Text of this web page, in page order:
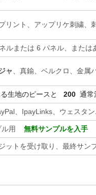
リント、アップリケ刺繍、
ルまたは 6 パネル、または
ャ 、真鍮、ベルクロ、金
生地のピースと 200 通常
、IpayLinks、ウェスタ
ル用 無料サンプルを入手
ットを受け取り、最終サン